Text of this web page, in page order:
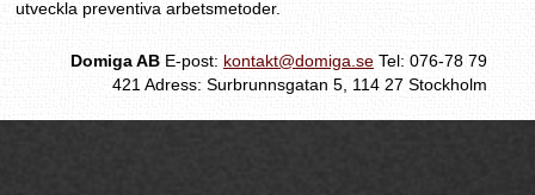
utveckla preventiva arbetsmetoder.
Domiga AB E-post: kontakt@domiga.se Tel: 076-78 79
421 Adress: Surbrunnsgatan 5 114 27 Stockholm